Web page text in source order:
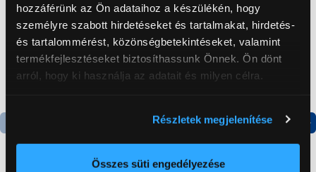
hozzáférünk az Ön adataihoz a készülékén, hogy
személyre szabott hirdetéseket és tartalmakat, hirdetés-
és tartalommérést, közönségbetekintéseket, valamint
termékfejlesztéseket biztosíthassunk Önnek. Ön dönt
arról, hogy ki használja az adatait és milyen célra.
elhelyezkedéséről pár méteres pontossággal
Az Ön készülékén beazonosítása annak konkrét
Részletek megjelenítése
Összes süti engedélyezése
Termék adatlap Termék adatlap